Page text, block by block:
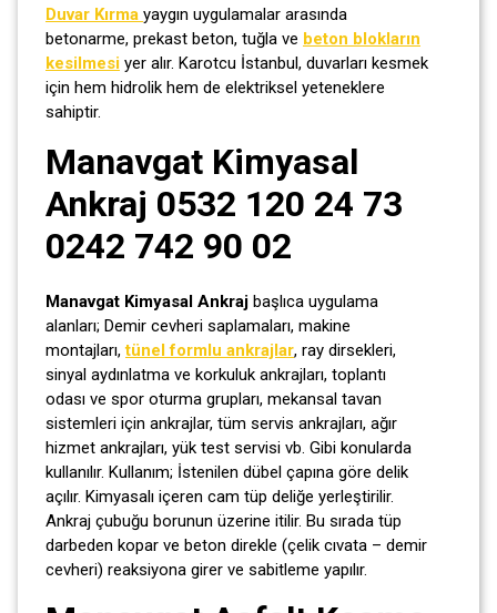
Duvar Kırma yaygın uygulamalar arasında
betonarme, prekast beton, tuğla ve beton blokların
kesilmesi yer alır. Karotcu İstanbul, duvarları kesmek
için hem hidrolik hem de elektriksel yeteneklere
sahiptir.
Manavgat Kimyasal
Ankraj 0532 120 24 73
0242 742 90 02
Manavgat Kimyasal Ankraj başlıca uygulama
alanları; Demir cevheri saplamaları, makine
montajları,tünel formlu ankrajlar, ray dirsekleri,
sinyal aydınlatma ve korkuluk ankrajları, toplantı
odası ve spor oturma grupları, mekansal tavan
sistemleri için ankrajlar, tüm servis ankrajları, ağır
hizmet ankrajları, yük test servisi vb. Gibi konularda
kullanılır. Kullanım; İstenilen dübel çapına göre delik
açılır. Kimyasalı içeren cam tüp deliğe yerleştirilir.
Ankraj çubuğu borunun üzerine itilir. Bu sırada tüp
darbeden kopar ve beton direkle (çelik cıvata – demir
cevheri) reaksiyona girer ve sabitleme yapılır.